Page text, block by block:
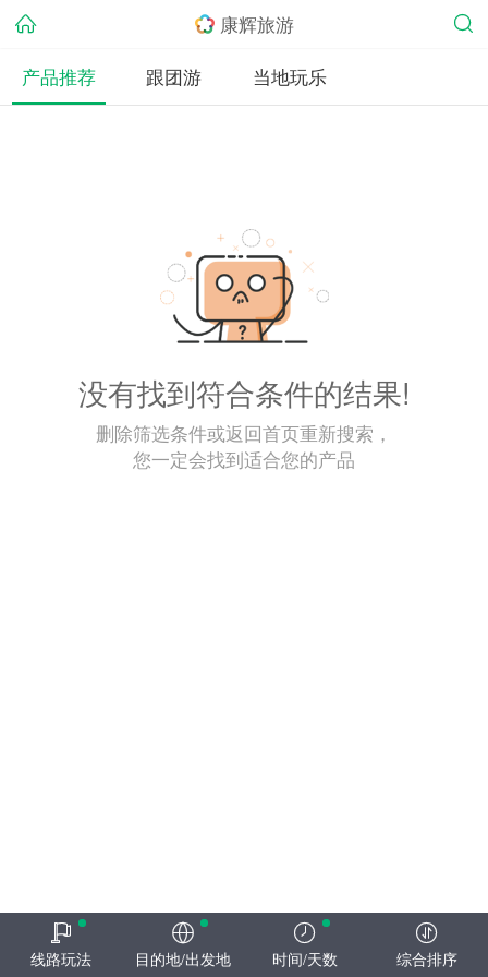
康辉旅游
产品推荐
跟团游 当地玩乐
没有找到符合条件的结果!
删除筛选条件或返回首页重新搜索，
您一定会找到适合您的产品
线路玩法 目的地/出发地 时间/天数 综合排序